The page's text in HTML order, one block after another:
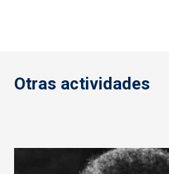
Otras actividades